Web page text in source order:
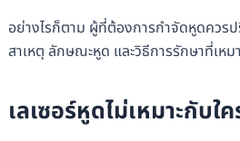
อย่างไรก็ตาม ผู้ที่ต้องการกำจัดหูดควร
สาเหตุ ลักษณะหูด และวิธีการรักษาที่เห
เลเซอร์หูดไม่เหมาะกับใ